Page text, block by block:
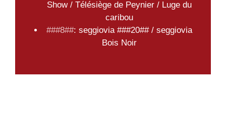
Show / Télésiège de Peynier / Luge du
caribou
###8##: seggiovia ###20## / seggiovia
Bois Noir